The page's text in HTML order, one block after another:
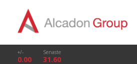
+/-
0.00
Senaste
31.60